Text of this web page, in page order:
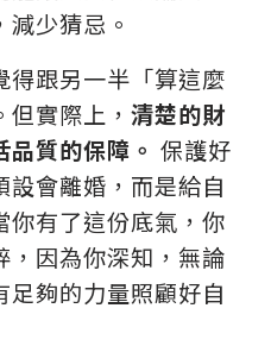
少猜忌。
得跟另一半「算這麼
實際上， 清楚的財
質的保障。 保護好
會離婚，而是給自
你有了這份底氣，你
，因為你深知，無論
夠的力量照顧好自